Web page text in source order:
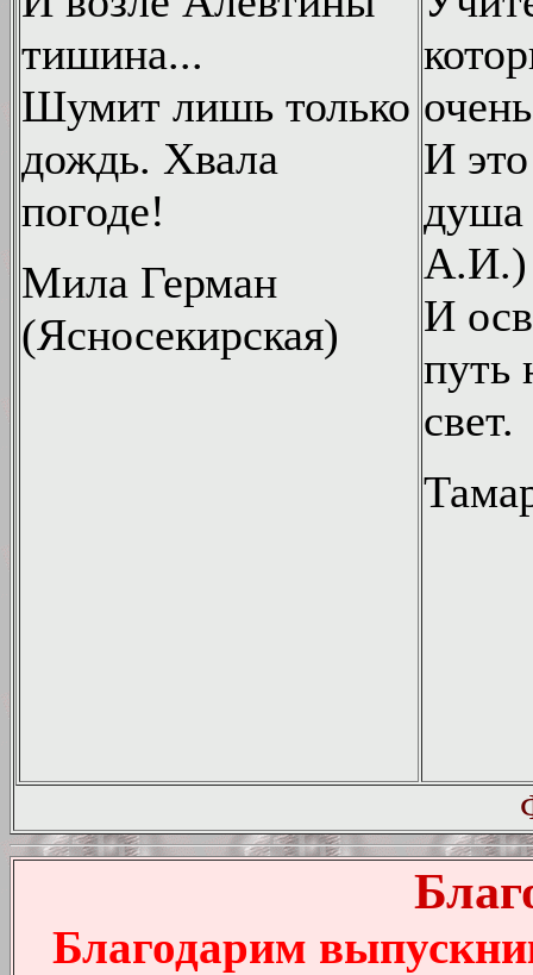
тишина...
Шумит лишь только
дождь. Хвала
погоде!
Мила Герман
(Ясносекирская)
И
душа
А.И.)
И
путь
свет.
Благодарим